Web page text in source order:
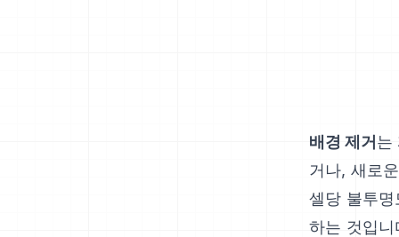
배경 제거 는
거나, 새로
셀당 불투명
하는 것입